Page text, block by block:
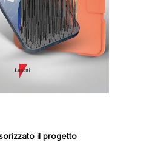
il progetto